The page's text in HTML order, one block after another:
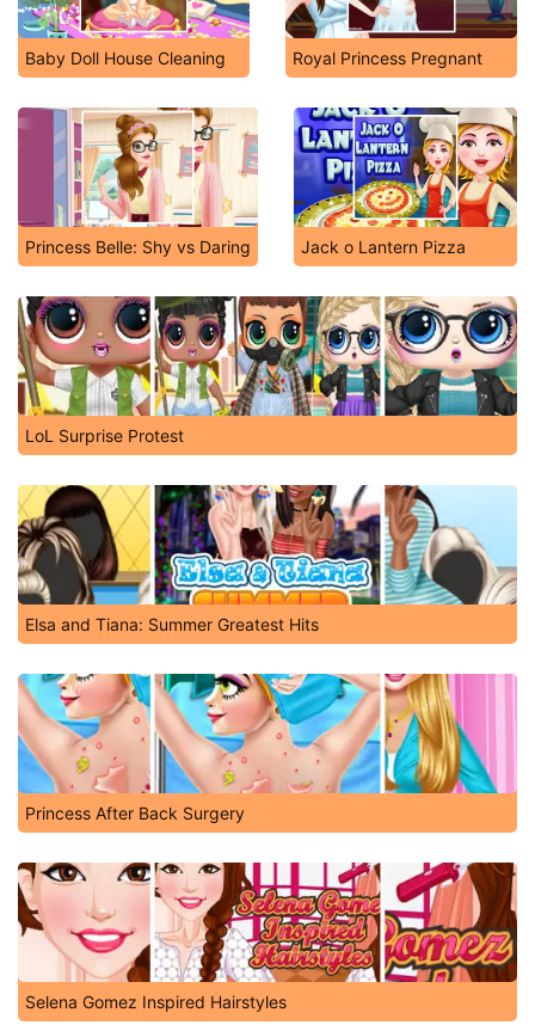
Baby Doll House Cleaning Royal Princess Pregnant
Princess Belle: Shy vs Daring Jack o Lantern Pizza
LoL Surprise Protest
Elsa and Tiana: Summer Greatest Hits
Princess After Back Surgery
Selena Gomez Inspired Hairstyles